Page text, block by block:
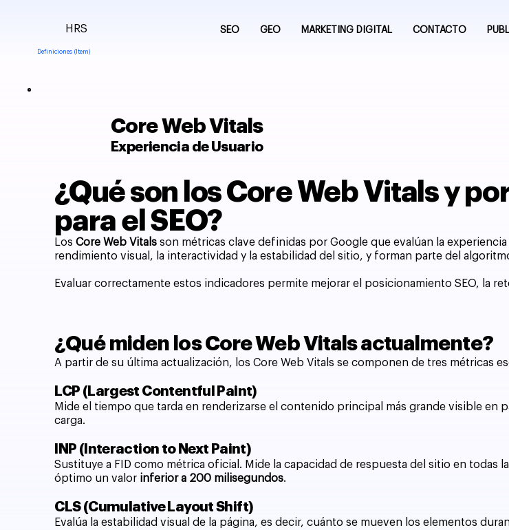
SEO GEO MARKETING DIGITAL CONTACTO
Definiciones (Item)
HRS
Core Web Vitals
Experiencia de Usuario
¿Qué son los Core Web Vitals y
para el SEO?
LosCore Web Vitals son métricas clave definidas por Google que evalúan la
rendimiento visual, la interactividad y la estabilidad del sitio, y forman parte del
Evaluar correctamente estos indicadores permite mejorar el posicionamiento SEO, la
¿Qué miden los Core Web Vitals actualmente?
A partir de su última actualización, los Core Web Vitals se componen de tres métricas
LCP (Largest Contentful Paint)
Mide el tiempo que tarda en renderizarse el contenido principal más grande visible en
carga.
INP (Interaction to Next Paint)
Sustituye a FID como métrica oficial. Mide la capacidad de respuesta del sitio en
óptimo un valor inferior a 200 milisegundos.
CLS (Cumulative Layout Shift)
Evalúa la estabilidad visual de la página, es decir, cuánto se mueven los elementos